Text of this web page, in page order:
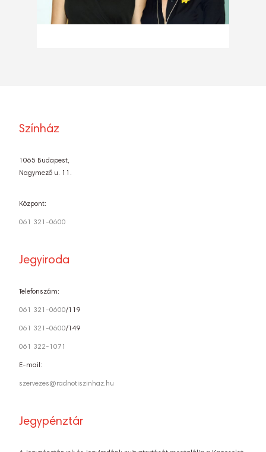
Színház
1065 Budapest,
Nagymező u. 11.
Központ:
061 321-0600
Jegyiroda
Telefonszám:
061 321-0600/119
061 321-0600/149
061 322-1071
E-mail:
szervezes@radnotiszinhaz.hu
Jegypénztár